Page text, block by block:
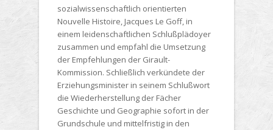
sozialwissenschaftlich orientierten
Nouvelle Histoire, Jacques Le Goff, in
einem leidenschaftlichen Schlußplädoyer
zusammen und empfahl die Umsetzung
der Empfehlungen der Girault-
Kommission. Schließlich verkündete der
Erziehungsminister in seinem Schlußwort
die Wiederherstellung der Fächer
Geschichte und Geographie sofort in der
Grundschule und mittelfristig in den